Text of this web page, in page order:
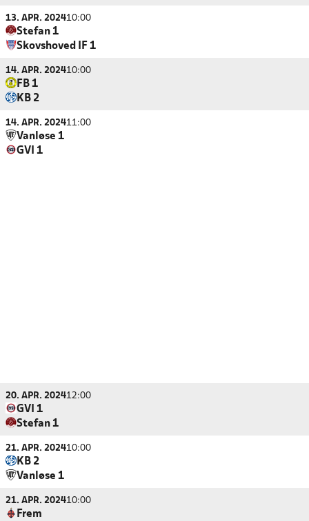
13. APR. 202410:00
Stefan 1
Skovshoved IF 1
14. APR. 202410:00
FB 1
KB 2
14. APR. 202411:00
Vanløse 1
GVI 1
20. APR. 202412:00
GVI 1
Stefan 1
21. APR. 202410:00
KB 2
Vanløse 1
21. APR. 202410:00
Frem